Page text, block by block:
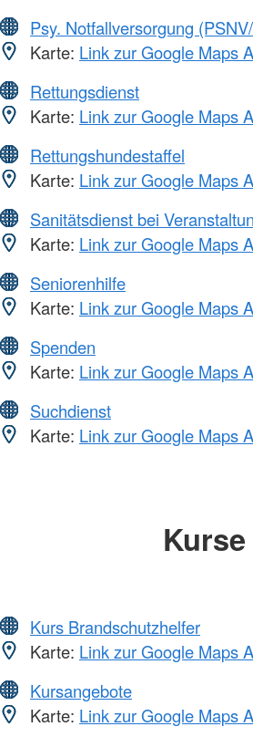
Psy. Notfallversorgung
Karte: Link zur Google Maps
Rettungsdienst
Karte: Link zur Google Maps
Rettungshundestaffel
Karte: Link zur Google Maps
Sanitätsdienst bei
Karte: Link zur Google Maps
Seniorenhilfe
Karte: Link zur Google Maps
Spenden
Karte: Link zur Google Maps
Suchdienst
Karte: Link zur Google Maps
Kurse
Kurs Brandschutzhelfer
Karte: Link zur Google Maps
Kursangebote
Karte: Link zur Google Maps